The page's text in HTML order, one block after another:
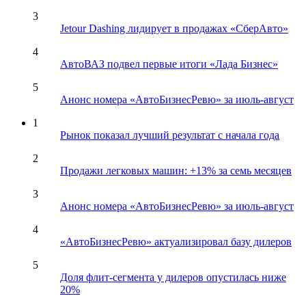
3
Jetour Dashing лидирует в продажах «СберАвто»
4
АвтоВАЗ подвел первые итоги «Лада Бизнес»
5
Анонс номера «АвтоБизнесРевю» за июль-август
1
Рынок показал лучший результат с начала года
2
Продажи легковых машин: +13% за семь месяцев
3
Анонс номера «АвтоБизнесРевю» за июль-август
4
«АвтоБизнесРевю» актуализировал базу дилеров
5
Доля флит-сегмента у дилеров опустилась ниже
20%